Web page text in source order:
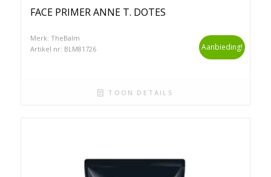
FACE PRIMER ANNE T. DOTES
Merk: TheBalm
Artikel nr: BLM81726
Aanbieding!
TOON DETAILS